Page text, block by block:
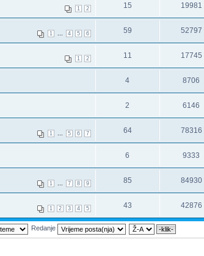
1 2 15 19981
1 4 5 6 59 52797
1 2 11 17745
4 8706
2 6146
1 5 6 7 64 78316
6 9333
1 7 8 9 85 84930
1 2 3 4 5 43 42876
Redanje